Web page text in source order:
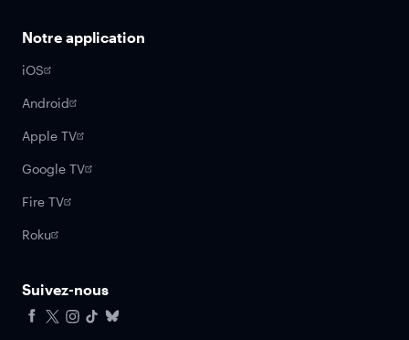
Notre application
iOS
Android
Apple TV
Google TV
Fire TV
Roku
Suivez-nous